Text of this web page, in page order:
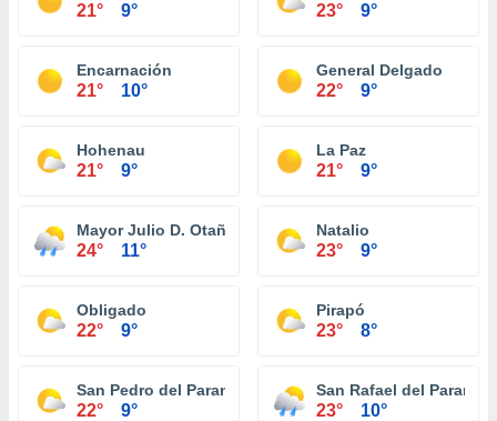
21° 9° 23° 9°
Encarnación
21° 10°
General Delgado
22° 9°
Hohenau
21° 9°
La Paz
21° 9°
Mayor Julio D. Otaño
24° 11°
Natalio
23° 9°
Obligado
22° 9°
Pirapó
23° 8°
San Pedro del Paraná
22° 9°
San Rafael del Paraná
23° 10°